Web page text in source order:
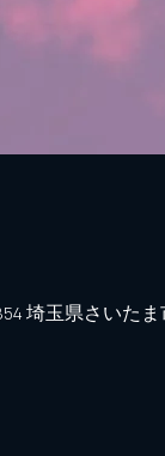
埼玉県さいた